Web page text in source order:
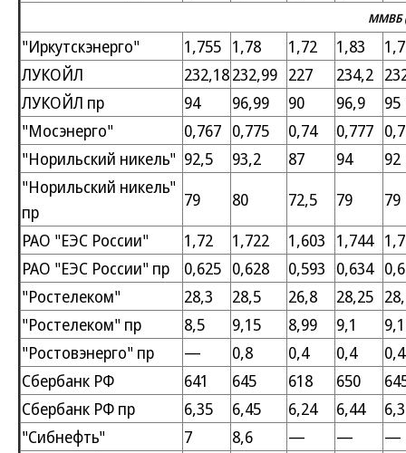
ММВБ
"Иркутскэнерго" 1,755 1,78 1,72 1,83
ЛУКОЙЛ
232,18232,99 227 234,2
ЛУКОЙЛ пр
94 96,99 90 96,9
95
"Мосэнерго"
0,767 0,775 0,74 0,777
"Норильский никель" 92,5 93,2 87 94
92
"Норильский никель"
пр
79 80 72,5 79
79
РАО "ЕЭС России"
1,72 1,722 1,603 1,744
РАО "ЕЭС России" пр
0,625 0,628 0,593 0,634
"Ростелеком"
28,3 28,5 26,8 28,25
"Ростелеком" пр
8,5 9,15 8,99 9,1
9,1
"Ростовэнерго" пр
— 0,8 0,4 0,4
0,4
Сбербанк РФ
641 645 618 650
Сбербанк РФ пр
6,35 6,45 6,24 6,44
"Сибнефть"
7 8,6 — —
—